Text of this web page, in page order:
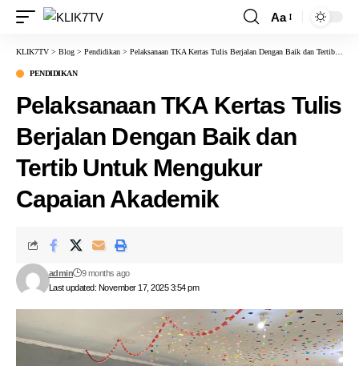
Aa
KLIK7TV > Blog > Pendidikan > Pelaksanaan TKA Kertas Tulis Berjalan Dengan Baik dan Tertib Untuk Mengukur Capaian Akademik
PENDIDIKAN
Pelaksanaan TKA Kertas Tulis
Berjalan Dengan Baik dan
Tertib Untuk Mengukur
Capaian Akademik
Last updated: November 17, 2025 3:54 pm
admin 9 months ago